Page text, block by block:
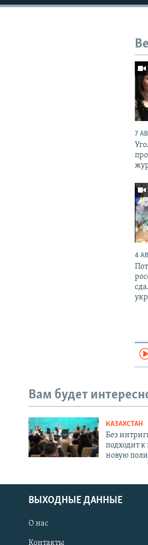
7
4
Вам будет
КАЗАХСТАН
Без
подходит
новую
ВЫХОДНЫЕ ДАННЫЕ
О нас
Контакты